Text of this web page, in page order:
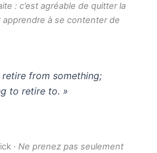
: c’est agréable de quitter la
apprendre à se contenter de
retire from something;
to retire to. »
·Ne prenez pas seulement